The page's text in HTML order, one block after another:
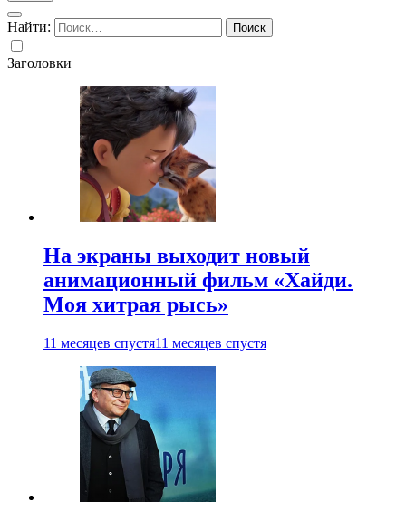
Найти:
Заголовки
На экраны выходит новый
анимационный фильм «Хайди.
Моя хитрая рысь»
11 месяцев спустя11 месяцев спустя